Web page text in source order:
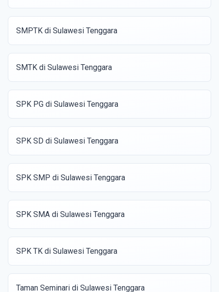
SMPTK di Sulawesi Tenggara
SMTK di Sulawesi Tenggara
SPK PG di Sulawesi Tenggara
SPK SD di Sulawesi Tenggara
SPK SMP di Sulawesi Tenggara
SPK SMA di Sulawesi Tenggara
SPK TK di Sulawesi Tenggara
Taman Seminari di Sulawesi Tenggara